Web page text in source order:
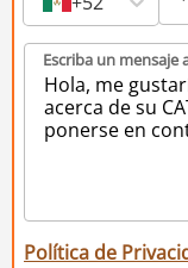
Escriba un
Política de